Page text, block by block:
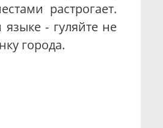
растрогает.
- гуляйте не
города.